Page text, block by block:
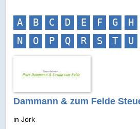
A B C D E F G H
N
O P Q R S T U
Dammann & zum Felde
in Jork